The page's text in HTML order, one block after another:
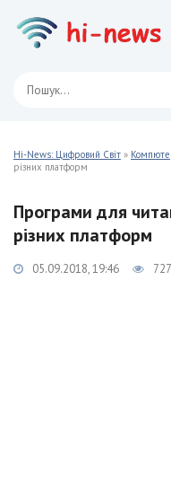
Hi-News: Цифровий Світ »
різних платформ
Програми для
різних платформ
05.09.2018, 19:46 727